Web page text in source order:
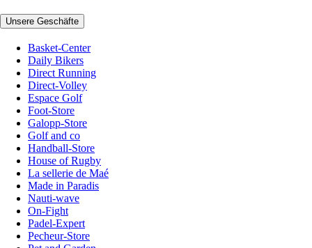
Unsere Geschäfte
Basket-Center
Daily Bikers
Direct Running
Direct-Volley
Espace Golf
Foot-Store
Galopp-Store
Golf and co
Handball-Store
House of Rugby
La sellerie de Maé
Made in Paradis
Nauti-wave
On-Fight
Padel-Expert
Pecheur-Store